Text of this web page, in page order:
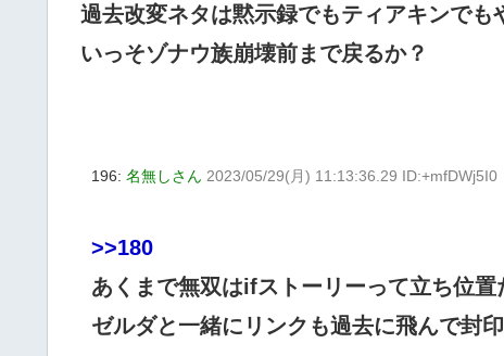
過去改変ネタは黙示録でもティアキンで
いっそゾナウ族崩壊前まで戻るか？
196: 名無しさん 2023/05/29(月) 11:13:36.29 ID:+mfDWj5I0
>>180
あくまで無双はifストーリーって立ち位
ゼルダと一緒にリンクも過去に飛んで封